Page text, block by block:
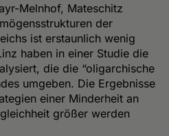
Melnhof, Mateschitz
der
ist erstaunlich wenig
haben in einer Studie die
die die “oligarchische
umgeben. Die Ergebnisse
einer Minderheit an
größer werden